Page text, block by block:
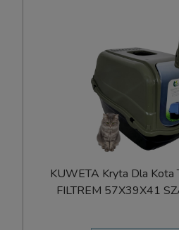
KUWETA Kryta Dla Kota
FILTREM 57X39X41